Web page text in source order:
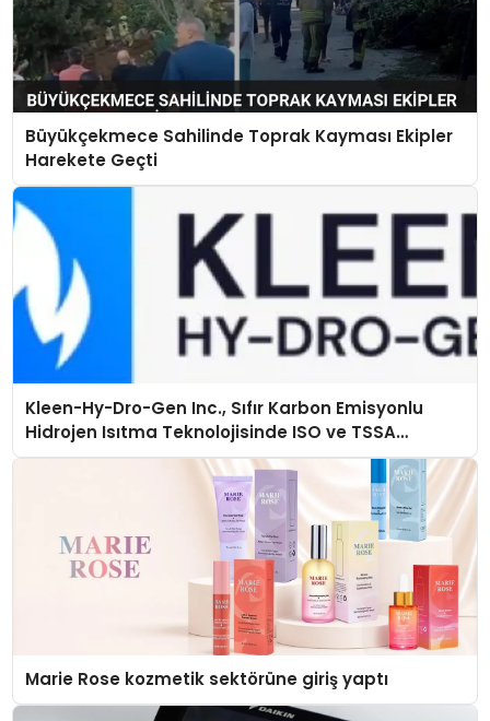
Büyükçekmece Sahilinde Toprak Kayması Ekipler
Harekete Geçti
Kleen-Hy-Dro-Gen Inc., Sıfır Karbon Emisyonlu
Hidrojen Isıtma Teknolojisinde ISO ve TSSA
Düzenleyici Onaylarını Aldı
Marie Rose kozmetik sektörüne giriş yaptı